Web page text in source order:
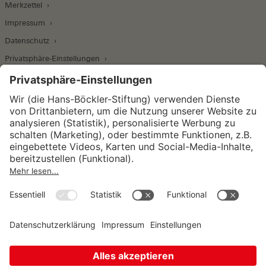
Merkzettel
Impressum
Datenschutz
Privatsphäre-Einstellungen
Wirtschafts- und Sozialwissenschaftliches Institut
Institut für Makroökonomie und
Konjunkturforschung
Unternehmensführung